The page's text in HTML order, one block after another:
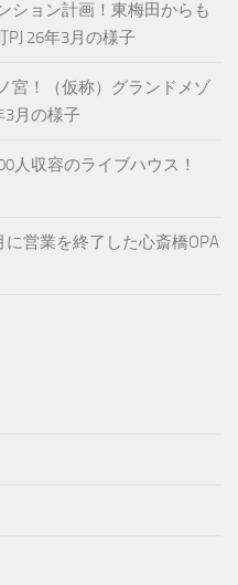
ション計画！東梅田からも
26年3月の様子
宮！（仮称）グランドメゾ
3月の様子
人収容のライブハウス！
営業を終了した心斎橋OPA